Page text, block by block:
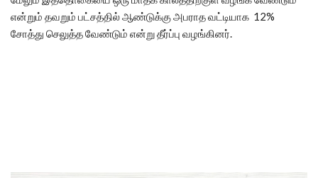
என்றும் தவறும் பட்சத்தில் ஆண்டுக்கு அபராத வட்டியாக 12%
சோத்து செலுத்த வேண்டும் என்று தீர்ப்பு வழங்கினர்.